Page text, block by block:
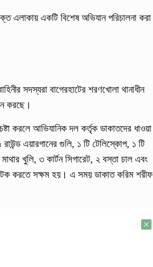
এলাকায় একটি বিশেষ অভিযান পরিচালনা করা
সদস্যরা বাগেরহাটের শরণখোলা থানাধীন
করছে।
করলে আভিযানিক দল কর্তৃক ডাকাতদের ধাওয়া
এয়ারগানের গুলি, ১ টি টেলিস্কোপ, ১ টি
খুলি, ৩ কার্টন সিগারেট, ২ বস্তা চাল এবং
করতে সক্ষম হয়। এ সময় ডাকাত করিম শরীফ